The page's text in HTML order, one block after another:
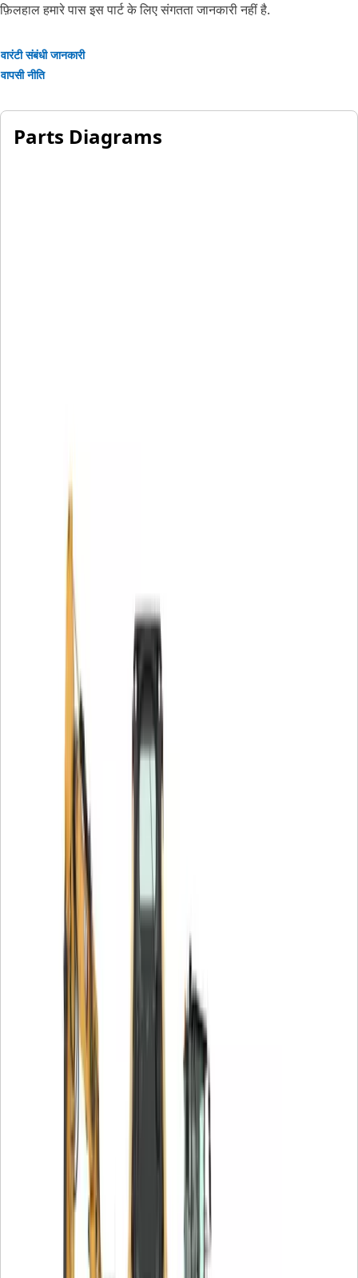
फ़िलहाल हमारे पास इस पार्ट के लिए संगतता जानकारी नहीं है.
वारंटी संबंधी जानकारी
वापसी नीति
Parts Diagrams